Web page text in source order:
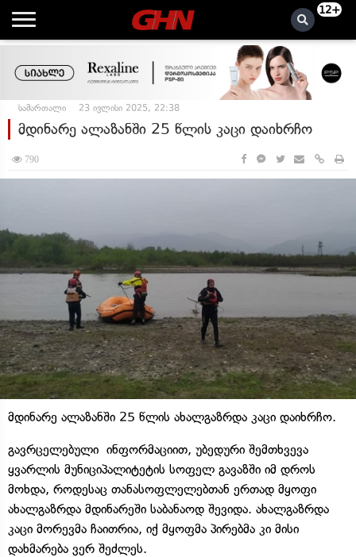
12+
სამართალი 23 ივლისი 2025, 22:38
მდინარე ალაზანში 25 წლის კაცი დაიხრჩო
790
მდინარე ალაზანში 25 წლის ახალგაზრდა კაცი დაიხრჩო.
გავრცელებული ინფორმაციით, უბედური შემთხვევა
ყვარლის მუნიციპალიტეტის სოფელ გავაზში იმ დროს
მოხდა, როდესაც თანასოფლელებთან ერთად მყოფი
ახალგაზრდა მდინარეში საბანაოდ შევიდა. ახალგაზრდა
კაცი მორევმა ჩაითრია, იქ მყოფმა პირებმა კი მისი
დახმარება ვერ შეძლეს.